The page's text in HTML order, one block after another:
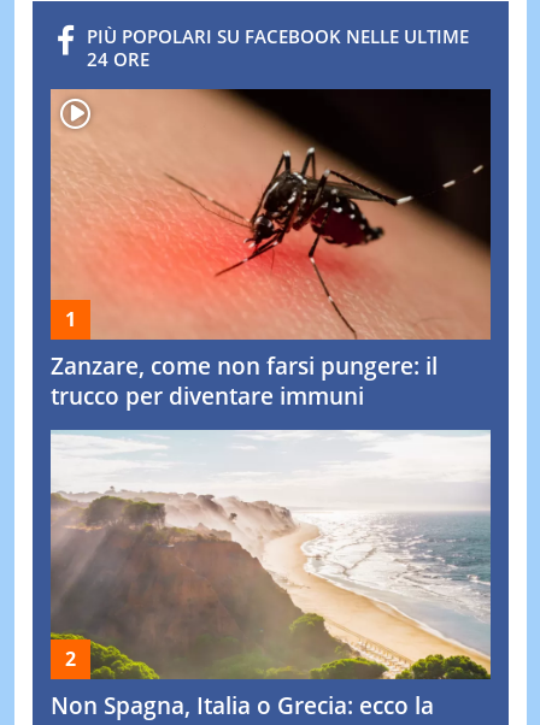
PIÙ POPOLARI SU FACEBOOK NELLE ULTIME
24 ORE
Zanzare, come non farsi pungere: il
trucco per diventare immuni
Non Spagna, Italia o Grecia: ecco la